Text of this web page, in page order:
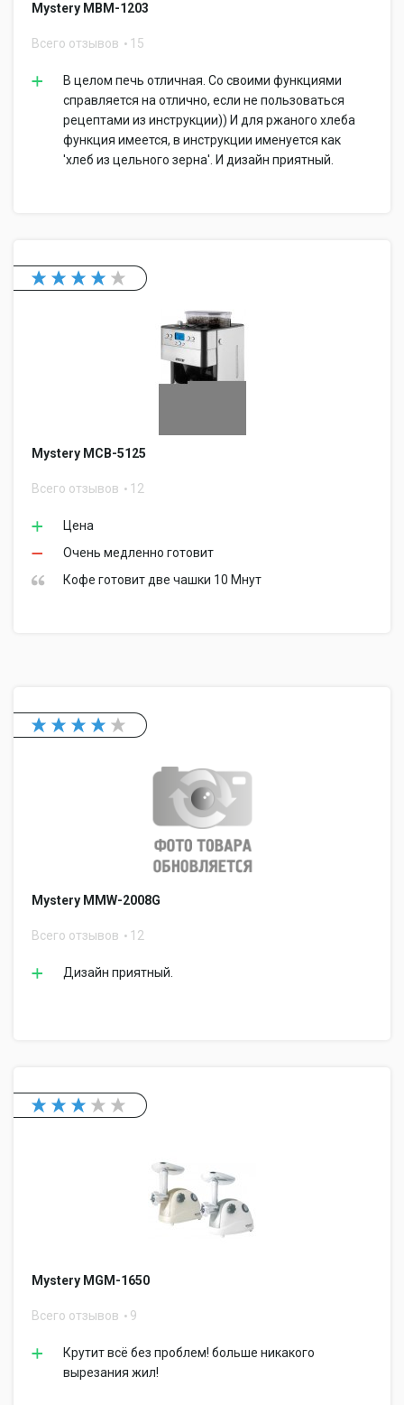
Mystery MBM-1203
Всего отзывов 15
В целом печь отличная. Со своими функциями
справляется на отлично, если не пользоваться
рецептами из инструкции)) И для ржаного хлеба
функция имеется, в инструкции именуется как
'хлеб из цельного зерна'. И дизайн приятный.
Mystery MCB-5125
Всего отзывов 12
Цена
Очень медленно готовит
Кофе готовит две чашки 10 Мнут
Mystery MMW-2008G
Всего отзывов 12
Дизайн приятный.
Mystery MGM-1650
Всего отзывов 9
Крутит всё без проблем! больше никакого
вырезания жил!